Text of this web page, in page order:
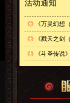
活动通知
◎ 《万灵幻想
◎ 《戮天之剑
◎ 《斗圣传说